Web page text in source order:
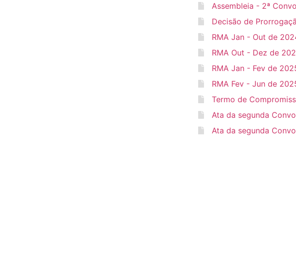
Assembleia - 2ª
Decisão de
RMA Jan - Out de
RMA Out - Dez de
RMA Jan - Fev de
RMA Fev - Jun de
Termo de
Ata da segunda
Ata da segunda